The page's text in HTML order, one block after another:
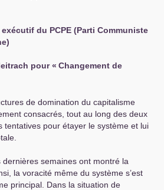
du PCPE (Parti Communiste
pour « Changement de
de domination du capitalisme
consacrés, tout au long des deux
tentatives pour étayer le système et lui
semaines ont montré la
la voracité même du système s’est
principal. Dans la situation de